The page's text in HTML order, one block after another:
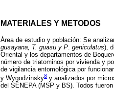
MATERIALES Y METODOS
Área de estudio y población: Se
gusayana, T. guasu y P geniculatus),
Oriental y los departamentos de
número de triatominos por vivienda y
de vigilancia entomológica por
y Wygodzinsky8 y analizados por
del SENEPA (MSP y BS). Todos